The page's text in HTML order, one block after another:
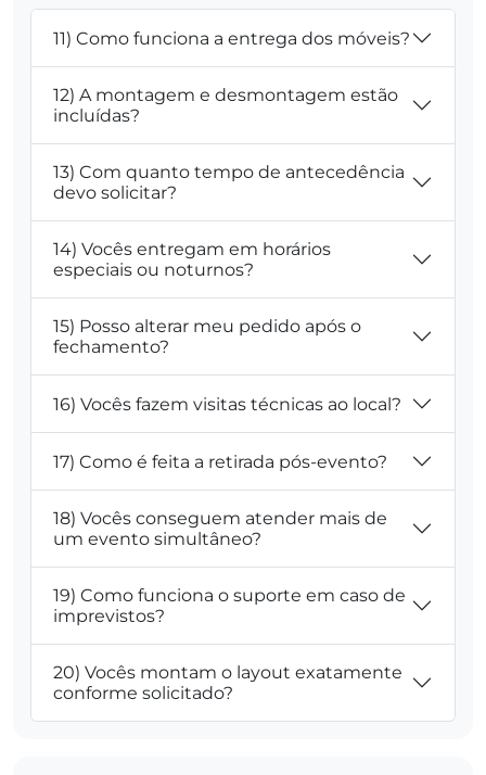
11) Como funciona a entrega dos móveis?
12) A montagem e desmontagem estão
incluídas?
13) Com quanto tempo de antecedência
devo solicitar?
14) Vocês entregam em horários
especiais ou noturnos?
15) Posso alterar meu pedido após o
fechamento?
16) Vocês fazem visitas técnicas ao local?
17) Como é feita a retirada pós-evento?
18) Vocês conseguem atender mais de
um evento simultâneo?
19) Como funciona o suporte em caso de
imprevistos?
20) Vocês montam o layout exatamente
conforme solicitado?